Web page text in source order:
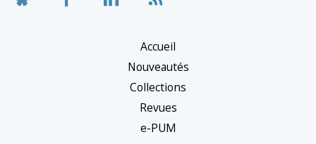
Accueil
Nouveautés
Collections
Revues
e-PUM